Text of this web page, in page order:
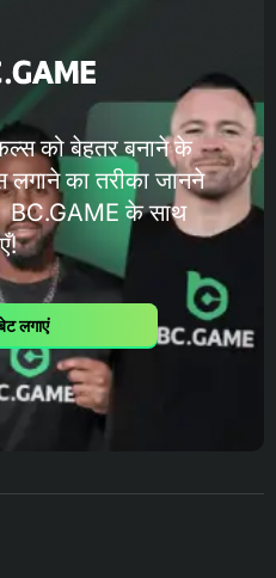
को बेहतर बनाने के
लगाने का तरीका जानने
BC.GAME के ​​साथ
लगाएं